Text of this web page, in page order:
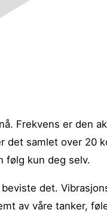
Frekvens er den
det samlet over 20
følg kun deg selv.
det.
av våre tanker,